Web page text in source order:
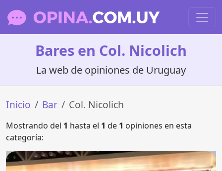
Bares en Col. Nicolich
La web de opiniones de Uruguay
Inicio Bar Col. Nicolich
Mostrando del 1 hasta el 1 de 1 opiniones en esta
categoría: